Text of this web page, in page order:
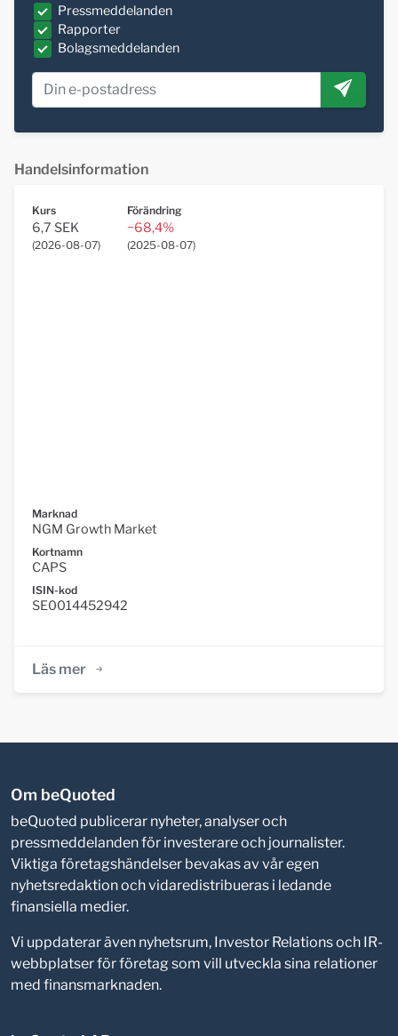
Pressmeddelanden
Rapporter
Bolagsmeddelanden
Handelsinformation
Kurs
6,7 SEK
(2026-08-07)
Förändring
−68,4%
(2025-08-07)
Marknad
NGM Growth Market
Kortnamn
CAPS
ISIN-kod
SE0014452942
Läs mer
Om beQuoted
beQuoted publicerar nyheter, analyser och
pressmeddelanden för investerare och journalister.
Viktiga företagshändelser bevakas av vår egen
nyhetsredaktion och vidaredistribueras i ledande
finansiella medier.
Vi uppdaterar även nyhetsrum, Investor Relations och IR-
webbplatser för företag som vill utveckla sina relationer
med finansmarknaden.